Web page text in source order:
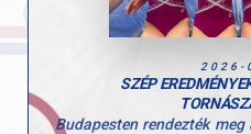
Gratulálunk Kristófnak és
és a teljesítményhez! 👏
2026-
SZÉP
Budapesten rendezték